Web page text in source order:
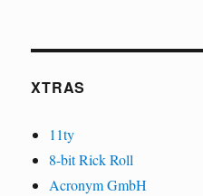
XTRAS
11ty
8-bit Rick Roll
Acronym GmbH